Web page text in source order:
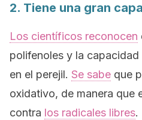
2. Tiene una gran
Los científicos reconocen
polifenoles y la
en el perejil. Se sabe que
oxidativo, de manera que
contra los radicales libres.